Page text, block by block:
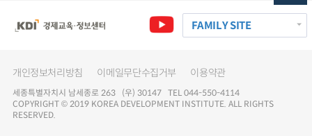
FAMILY SITE
개인정보처리방침 이메일무단수집거부 이용약관
세종특별자치시 남세종로 263 (우) 30147 TEL 044-550-4114
COPYRIGHT © 2019 KOREA DEVELOPMENT INSTITUTE. ALL RIGHTS
RESERVED.